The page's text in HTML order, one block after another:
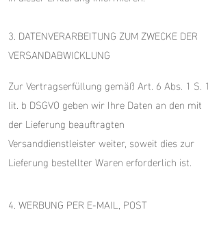
3. DATENVERARBEITUNG ZUM ZWECKE DER
VERSANDABWICKLUNG
Zur Vertragserfüllung gemäß Art. 6 Abs. 1 S. 1
lit. b DSGVO geben wir Ihre Daten an den mit
der Lieferung beauftragten
Versanddienstleister weiter, soweit dies zur
Lieferung bestellter Waren erforderlich ist.
4. WERBUNG PER E-MAIL, POST